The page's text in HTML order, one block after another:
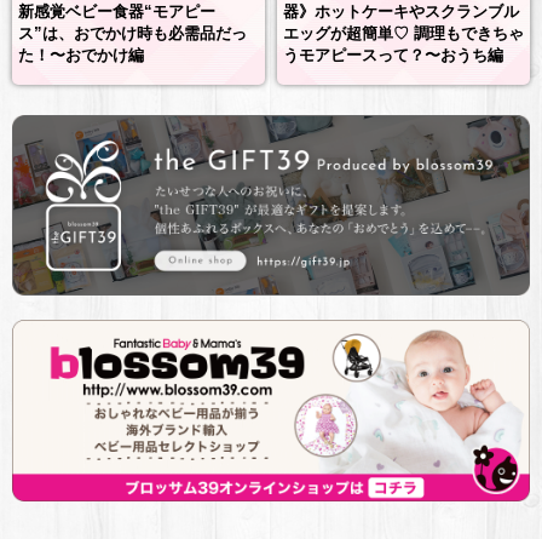
新感覚ベビー食器“モアピー
ス”は、おでかけ時も必需品だっ
た！〜おでかけ編
器》ホットケーキやスクランブル
エッグが超簡単♡ 調理もできちゃ
うモアピースって？〜おうち編